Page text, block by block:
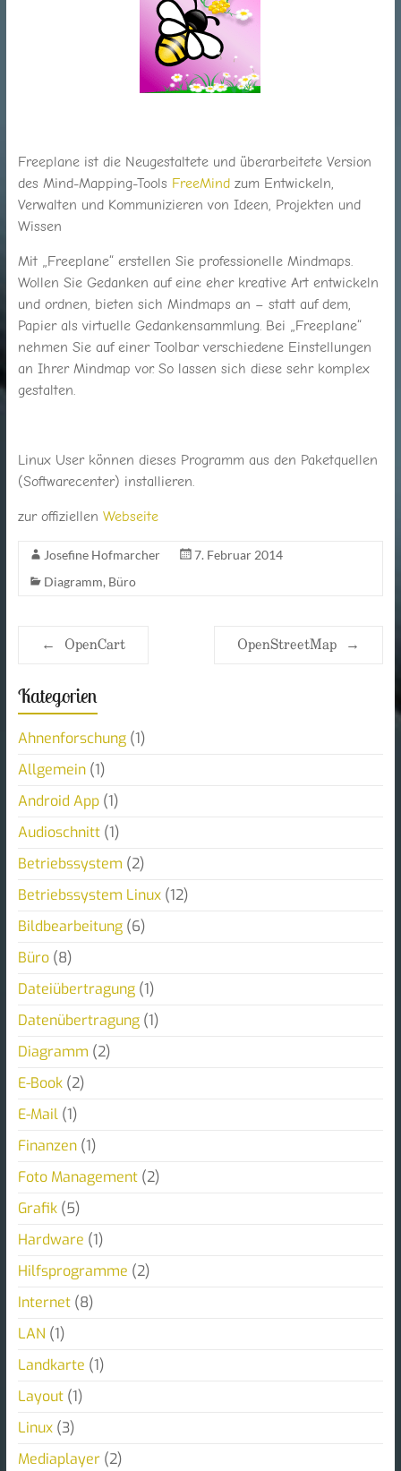
Freeplane ist die Neugestaltete und überarbeitete Version
des Mind-Mapping-Tools FreeMindzum Entwickeln,
Verwalten und Kommunizieren von Ideen, Projekten und
Wissen
Mit „Freeplane“ erstellen Sie professionelle Mindmaps.
Wollen Sie Gedanken auf eine eher kreative Art entwickeln
und ordnen, bieten sich Mindmaps an – statt auf dem,
Papier als virtuelle Gedankensammlung. Bei „Freeplane“
nehmen Sie auf einer Toolbar verschiedene Einstellungen
an Ihrer Mindmap vor. So lassen sich diese sehr komplex
gestalten.
Linux User können dieses Programm aus den Paketquellen
(Softwarecenter) installieren.
zur offiziellen Webseite
Josefine Hofmarcher
7. Februar 2014
Diagramm, Büro
← OpenCart OpenStreetMap →
Kategorien
Ahnenforschung(1)
Allgemein(1)
Android App(1)
Audioschnitt(1)
Betriebssystem (2)
Betriebssystem Linux(12)
Bildbearbeitung(6)
Büro(8)
Dateiübertragung(1)
Datenübertragung(1)
Diagramm (2)
E-Book(2)
E-Mail(1)
Finanzen(1)
Foto Management(2)
Grafik(5)
Hardware (1)
Hilfsprogramme (2)
Internet(8)
LAN (1)
Landkarte (1)
Layout(1)
Linux(3)
Mediaplayer(2)